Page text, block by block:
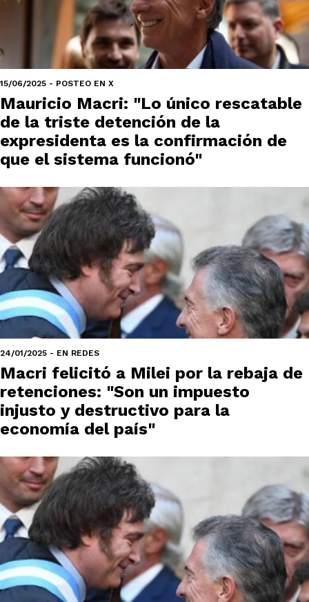
15/06/2025 - POSTEO EN X
Mauricio Macri: "Lo único rescatable
de la triste detención de la
expresidenta es la confirmación de
que el sistema funcionó"
24/01/2025 - EN REDES
Macri felicitó a Milei por la rebaja de
retenciones: "Son un impuesto
injusto y destructivo para la
economía del país"